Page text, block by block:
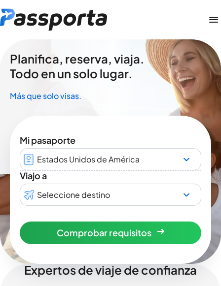
Planifica, reserva, viaja.
Todo en un solo lugar.
Más que solo visas.
Mi pasaporte
Estados Unidos de América
Viajo a
Seleccione destino
Comprobar requisitos
Expertos de viaje de confianza